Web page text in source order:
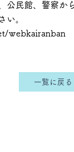
公民館、警察か
い。
webkairanban
一覧に戻る